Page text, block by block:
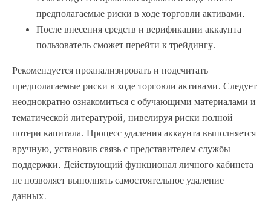
предполагаемые риски в ходе торговли активами.
После внесения средств и верификации аккаунта
пользователь сможет перейти к трейдингу.
Рекомендуется проанализировать и подсчитать
предполагаемые риски в ходе торговли активами. Следует
неоднократно ознакомиться с обучающими материалами и
тематической литературой, нивелируя риски полной
потери капитала. Процесс удаления аккаунта выполняется
вручную, установив связь с представителем службы
поддержки. Действующий функционал личного кабинета
не позволяет выполнять самостоятельное удаление
данных.